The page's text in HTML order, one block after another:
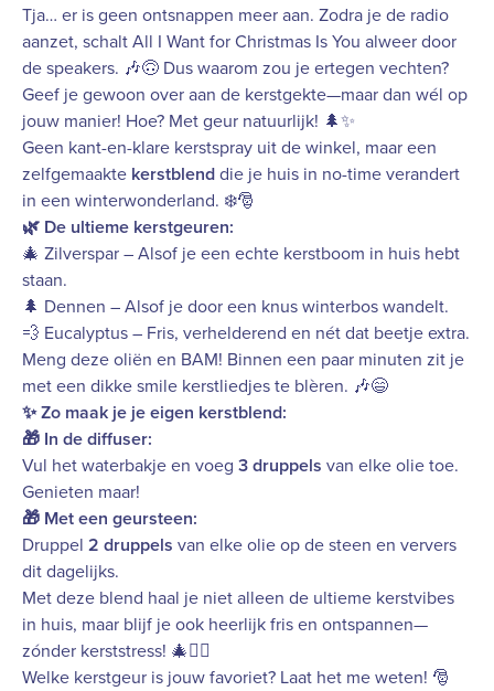
Tja… er is geen ontsnappen meer aan. Zodra je de radio
aanzet, schalt All I Want for Christmas Is You alweer door
de speakers. 🎶🙃 Dus waarom zou je ertegen vechten?
Geef je gewoon over aan de kerstgekte—maar dan wél op
jouw manier! Hoe? Met geur natuurlijk! 🌲✨
Geen kant-en-klare kerstspray uit de winkel, maar een
zelfgemaakte kerstblenddie je huis in no-time verandert
in een winterwonderland. ❄️🎅
🌿 De ultieme kerstgeuren:
🎄 Zilverspar– Alsof je een echte kerstboom in huis hebt
staan.
🌲 Dennen – Alsof je door een knus winterbos wandelt.
💨 Eucalyptus– Fris, verhelderend en nét dat beetje extra.
Meng deze oliën en BAM! Binnen een paar minuten zit je
met een dikke smile kerstliedjes te blèren. 🎶😄
✨ Zo maak je je eigen kerstblend:
🎁 In de diffuser:
Vul het waterbakje en voeg 3 druppels van elke olie toe.
Genieten maar!
🎁 Met een geursteen:
Druppel 2 druppels van elke olie op de steen en ververs
dit dagelijks.
Met deze blend haal je niet alleen de ultieme kerstvibes
in huis, maar blijf je ook heerlijk fris en ontspannen—
zónder kerststress! 🎄💆‍♀️
Welke kerstgeur is jouw favoriet? Laat het me weten! 🎅